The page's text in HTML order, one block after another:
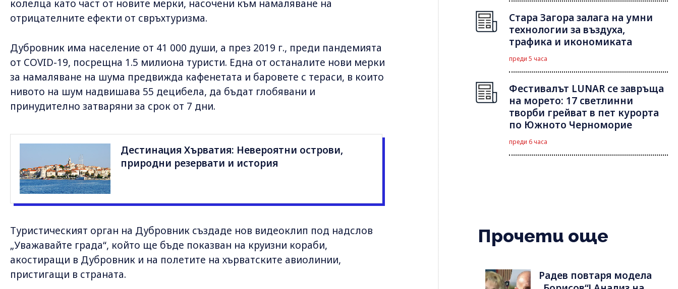
колелца като част от новите мерки, насочени към намаляване на
отрицателните ефекти от свръхтуризма.
Дубровник има население от 41 000 души, а през 2019 г., преди пандемията
от COVID-19, посрещна 1.5 милиона туристи. Една от останалите нови мерки
за намаляване на шума предвижда кафенетата и баровете с тераси, в които
нивото на шум надвишава 55 децибела, да бъдат глобявани и
принудително затваряни за срок от 7 дни.
Дестинация Хърватия: Невeроятни острови,
природни резервати и история
Туристическият орган на Дубровник създаде нов видеоклип под надслов
„Уважавайте града“, който ще бъде показван на круизни кораби,
акостиращи в Дубровник и на полетите на хърватските авиолинии,
пристигащи в страната.
Стара Загора залага на умни
технологии за въздуха,
трафика и икономиката
преди 5 часа
Фестивалът LUNAR се завръща
на морето: 17 светлинни
творби грейват в пет курорта
по Южното Черноморие
преди 6 часа
Прочети още
Радев повтаря модела